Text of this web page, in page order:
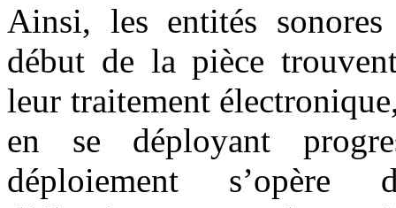
Ainsi, les entités
début de la pièce
leur traitement
en se déployant
déploiement